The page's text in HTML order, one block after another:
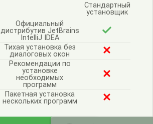
Стандартный
установщик
Официальный
дистрибутив JetBrains
IntelliJ IDEA
Тихая установка без
диалоговых окон
Рекомендации по
установке
необходимых
программ
Пакетная установка
нескольких программ